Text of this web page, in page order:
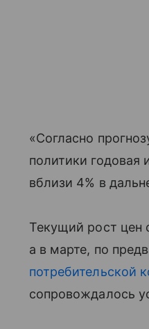
«Согласно
политики годовая
вблизи 4% в
Текущий рост цен
а в марте, по
потребительской
сопровождалось